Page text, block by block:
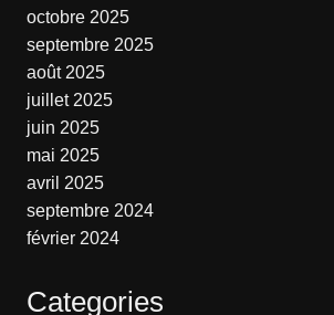
octobre 2025
septembre 2025
août 2025
juillet 2025
juin 2025
mai 2025
avril 2025
septembre 2024
février 2024
Categories